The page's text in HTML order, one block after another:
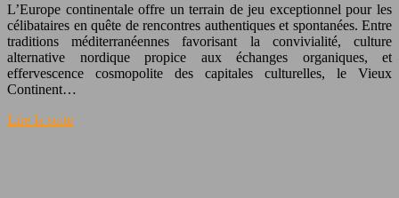
L’Europe continentale offre un terrain de jeu exceptionnel pour les
célibataires en quête de rencontres authentiques et spontanées. Entre
traditions méditerranéennes favorisant la convivialité, culture
alternative nordique propice aux échanges organiques, et
effervescence cosmopolite des capitales culturelles, le Vieux
Continent…
Lire la suite